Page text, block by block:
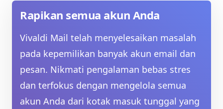
Rapikan semua akun Anda
Vivaldi Mail telah menyelesaikan masalah
pada kepemilikan banyak akun email dan
pesan. Nikmati pengalaman bebas stres
dan terfokus dengan mengelola semua
akun Anda dari kotak masuk tunggal yang